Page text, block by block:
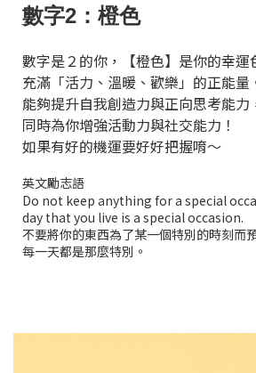
數字2：橙色
數字是２的你，【橙色】是你的幸運
充滿「活力、溫暖、歡樂」的正能量
能夠提升自我創造力與正向思考能力
同時為你增強活動力與社交能力！
如果有好的機運要好好把握唷～
英文勵志語
Do not keep anything for a special
day that you live is a special occasion.
不要將你的東西為了某一個特別的時刻而
每一天都是那麼特別。